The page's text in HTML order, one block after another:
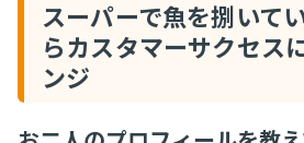
スーパーで魚を捌いて
らカスタマーサクセス
ンジ